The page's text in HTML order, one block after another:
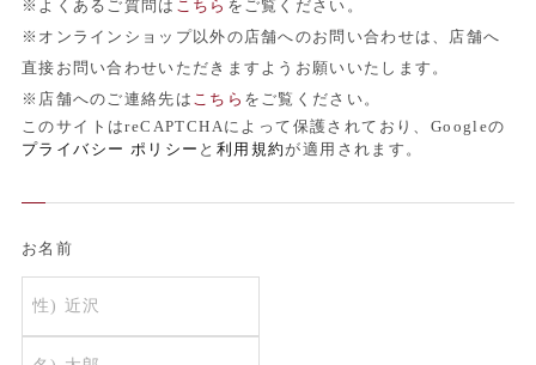
※よくあるご質問は こちら をご覧ください。
※オンラインショップ以外の店舗へのお問い合わせは、店舗へ
直接お問い合わせいただきますようお願いいたします。
※店舗へのご連絡先は こちら をご覧ください。
このサイトはreCAPTCHAによって保護されており、Googleの
プライバシー ポリシー と 利用規約が適用されます。
お名前